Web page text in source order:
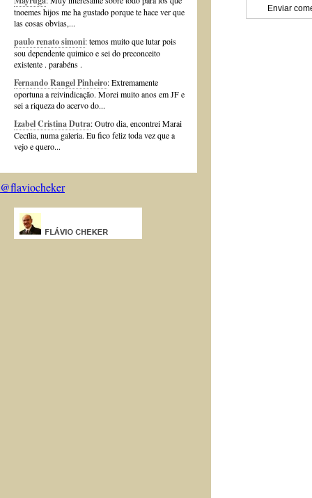
tnoemes hijos me ha gustado porque te hace ver que
las cosas obvias,...
paulo renato simoni: temos muito que lutar pois
sou dependente quimico e sei do preconceito
existente . parabéns .
Fernando Rangel Pinheiro: Extremamente
oportuna a reivindicação. Morei muito anos em JF e
sei a riqueza do acervo do...
Izabel Cristina Dutra: Outro dia, encontrei Marai
Cecília, numa galeria. Eu fico feliz toda vez que a
vejo e quero...
@flaviocheker